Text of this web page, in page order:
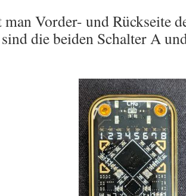
Vorder- und Rückseite
die beiden Schalter A